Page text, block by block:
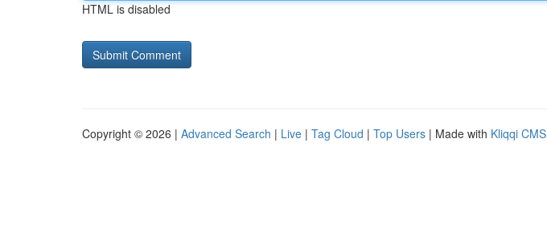
HTML is disabled
Copyright © 2026 | Advanced Search | Live | Tag Cloud | Top Users | Made with Kliqqi CMS